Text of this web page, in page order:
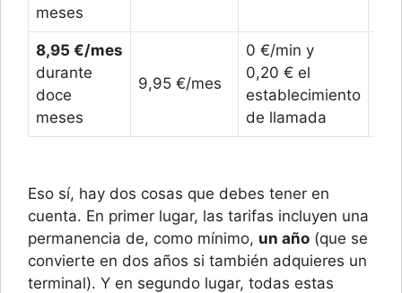
meses
8,95 €/mes
durante
doce
meses
9,95 €/mes
0 €/min y
0,20 € el
establecimiento
de llamada
Eso sí, hay dos cosas que debes tener en
cuenta. En primer lugar, las tarifas incluyen una
permanencia de, como mínimo, un año (que se
convierte en dos años si también adquieres un
terminal). Y en segundo lugar, todas estas